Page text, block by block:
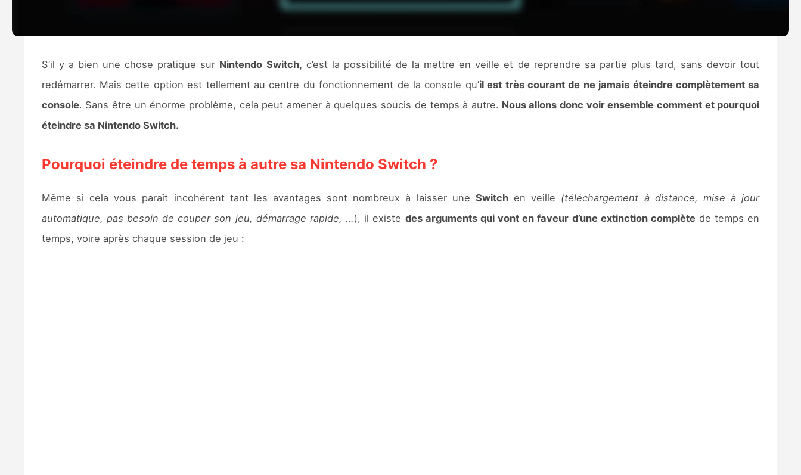
S’il y a bien une chose pratique sur Nintendo Switch, c’est la possibilité de la mettre en veille et de reprendre sa partie plus tard, sans devoir tout
redémarrer. Mais cette option est tellement au centre du fonctionnement de la console qu’il est très courant de ne jamais éteindre complètement sa
console. Sans être un énorme problème, cela peut amener à quelques soucis de temps à autre. Nous allons donc voir ensemble comment et pourquoi
éteindre sa Nintendo Switch.
Pourquoi éteindre de temps à autre sa Nintendo Switch ?
Même si cela vous paraît incohérent tant les avantages sont nombreux à laisser une Switchen veille (téléchargement à distance, mise à jour
automatique, pas besoin de couper son jeu, démarrage rapide, …), il existe des arguments qui vont en faveur d’une extinction complètede temps en
temps, voire après chaque session de jeu :